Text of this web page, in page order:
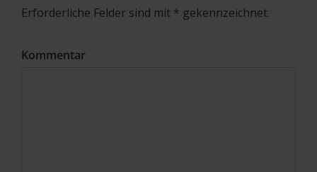
Erforderliche Felder sind mit * gekennzeichnet.
Kommentar